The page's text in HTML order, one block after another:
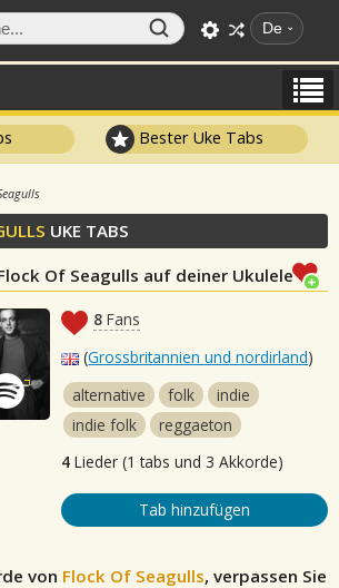
De
Bester Uke Tabs
UKE TABS
Of Seagulls auf deiner Ukulele
8 Fans
(Grossbritannien und nordirland)
alternative
folk
indie
indie folk
reggaeton
4 Lieder (1 tabs und 3 Akkorde)
Tab hinzufügen
von Flock Of Seagulls, verpassen Sie